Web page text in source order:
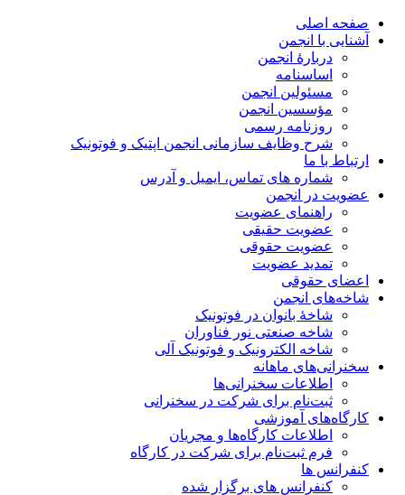
صفحه اصلی
آشنایی با انجمن
دربارۀ انجمن
اساسنامه
مسئولین انجمن
مؤسسین انجمن
روزنامه رسمی
شرح وظایف سازمانی انجمن اپتیک و فوتونیک
ارتباط با ما
شماره های تماس، ایمیل و آدرس
عضویت در انجمن
راهنمای عضویت
عضویت حقیقی
عضویت حقوقی
تمدید عضویت
اعضای حقوقی
شاخه‌های انجمن
شاخۀ بانوان در فوتونیک
شاخه صنعتی نور فناوران
شاخه‌ الکترونیک و فوتونیک آلی
سخنرانی‌های ماهانه
اطلاعات سخنرانی‌‌ها
ثبت‌نام برای شرکت در سخنرانی
کارگاه‌های آموزشی
اطلاعات کارگاه‌ها و مجریان
فرم ثبت‌نام برای شرکت در کارگاه
کنفرانس ها
کنفرانس های برگزار شده